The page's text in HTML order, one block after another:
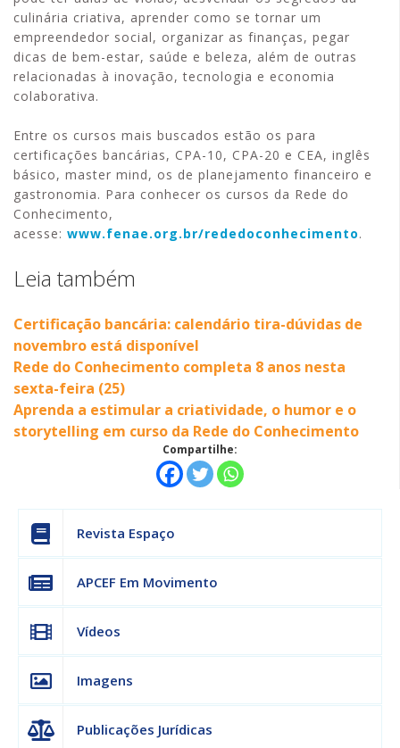
culinária criativa, aprender como se tornar um
empreendedor social, organizar as finanças, pegar
dicas de bem-estar, saúde e beleza, além de outras
relacionadas à inovação, tecnologia e economia
colaborativa.
Entre os cursos mais buscados estão os para
certificações bancárias, CPA-10, CPA-20 e CEA, inglês
básico, master mind, os de planejamento financeiro e
gastronomia. Para conhecer os cursos da Rede do
Conhecimento,
acesse: www.fenae.org.br/rededoconhecimento.
Leia também
Certificação bancária: calendário tira-dúvidas de
novembro está disponível
Rede do Conhecimento completa 8 anos nesta
sexta-feira (25)
Aprenda a estimular a criatividade, o humor e o
storytelling em curso da Rede do Conhecimento
Compartilhe:
Revista Espaço
APCEF Em Movimento
Vídeos
Imagens
Publicações Jurídicas